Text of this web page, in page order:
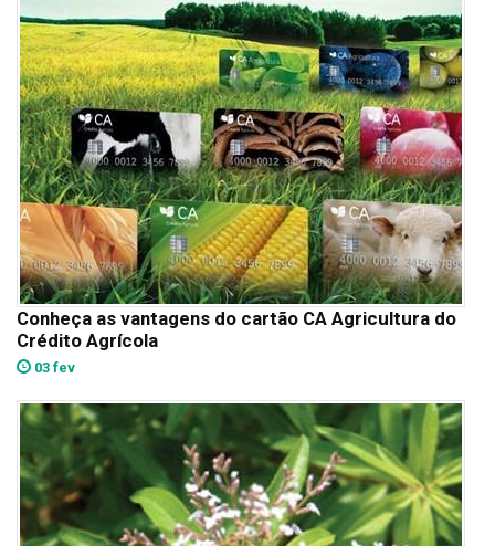
Conheça as vantagens do cartão CA Agricultura do
Crédito Agrícola
03 fev